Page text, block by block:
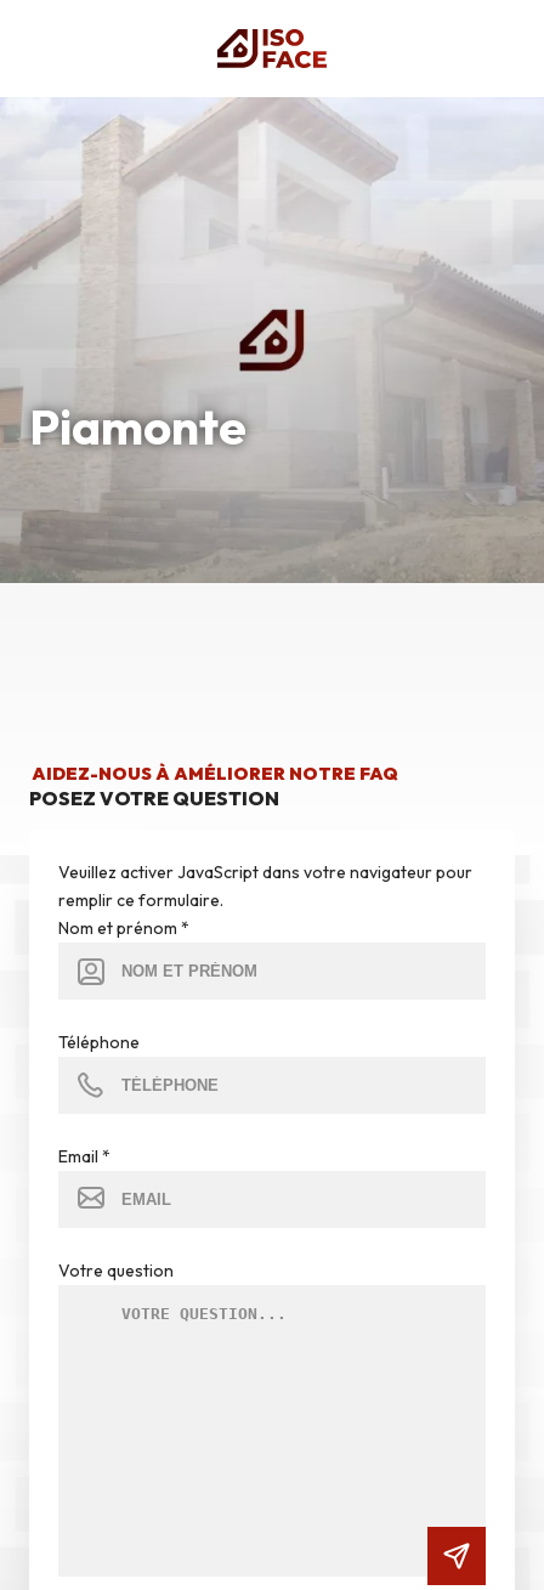
Piamonte
AIDEZ-NOUS À AMÉLIORER NOTRE FAQ
POSEZ VOTRE QUESTION
Veuillez activer JavaScript dans votre navigateur pour
remplir ce formulaire.
Nom et prénom *
Téléphone
Email *
Votre question